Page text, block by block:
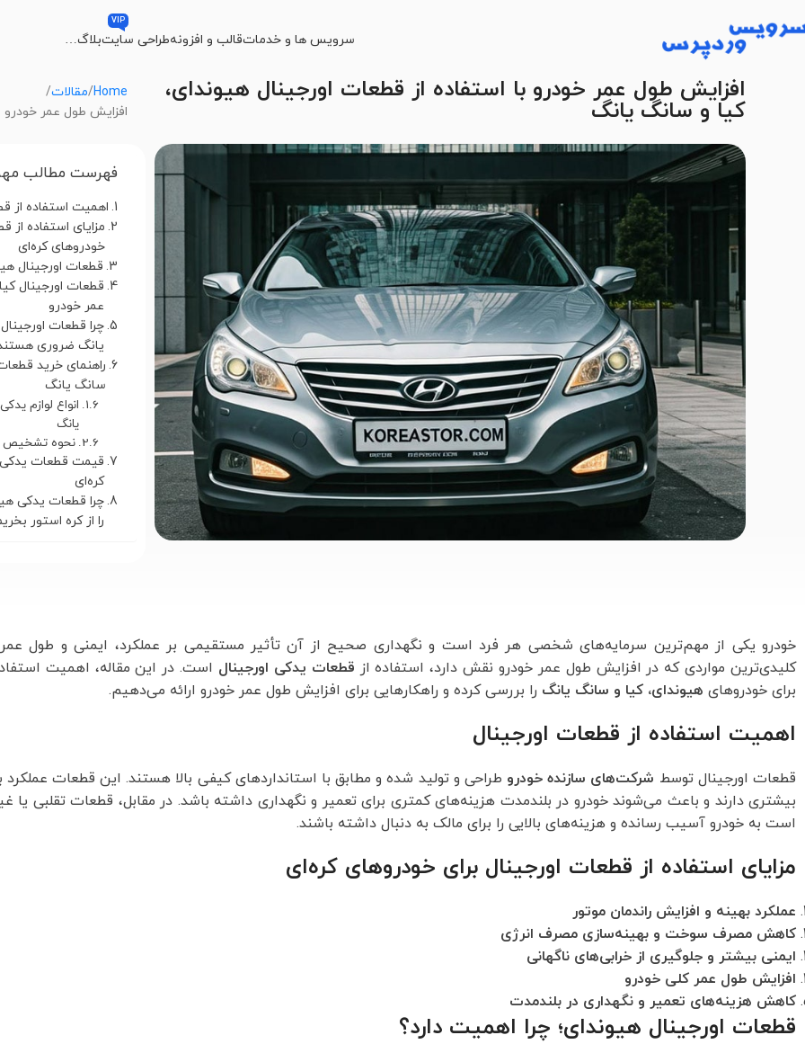
سرویس ها و خدماتقالب و افزونهطراحی سایت
VIP
بلاگ…
افزایش طول عمر خودرو با استفاده از قطعات اورجینال هیوندای،
کیا و سانگ یانگ
Home مقالات
افزایش طول عمر خودرو
فهرست مطالب
اهمیت استفاده از
مزایای استفاده از
خودروهای کره‌ای
قطعات اورجینال
قطعات اورجینال
عمر خودرو
چرا قطعات
یانگ ضروری
راهنمای خرید
سانگ یانگ
انواع لوازم
یانگ
نحوه تشخیص
قیمت قطعات یدکی
کره‌ای
چرا قطعات یدکی
را از کره استور
خودرو یکی از مهم‌ترین سرمایه‌های شخصی هر فرد است و نگهداری صحیح از آن تأثیر مستقیمی بر عملکرد، ایمنی و طول عمر
کلیدی‌ترین مواردی که در افزایش طول عمر خودرو نقش دارد، استفاده از قطعات یدکی اورجینال است. در این مقاله، اهمیت
برای خودروهای هیوندای، کیا و سانگ یانگ را بررسی کرده و راهکارهایی برای افزایش طول عمر خودرو ارائه می‌دهیم.
اهمیت استفاده از قطعات اورجینال
قطعات اورجینال توسط شرکت‌های سازنده خودرو طراحی و تولید شده و مطابق با استانداردهای کیفی بالا هستند. این قطعات عملکرد
بیشتری دارند و باعث می‌شوند خودرو در بلندمدت هزینه‌های کمتری برای تعمیر و نگهداری داشته باشد. در مقابل، قطعات تقلبی یا
است به خودرو آسیب رسانده و هزینه‌های بالایی را برای مالک به دنبال داشته باشند.
مزایای استفاده از قطعات اورجینال برای خودروهای کره‌ای
عملکرد بهینه و افزایش راندمان موتور
کاهش مصرف سوخت و بهینه‌سازی مصرف انرژی
ایمنی بیشتر و جلوگیری از خرابی‌های ناگهانی
افزایش طول عمر کلی خودرو
کاهش هزینه‌های تعمیر و نگهداری در بلندمدت
قطعات اورجینال هیوندای؛ چرا اهمیت دارد؟